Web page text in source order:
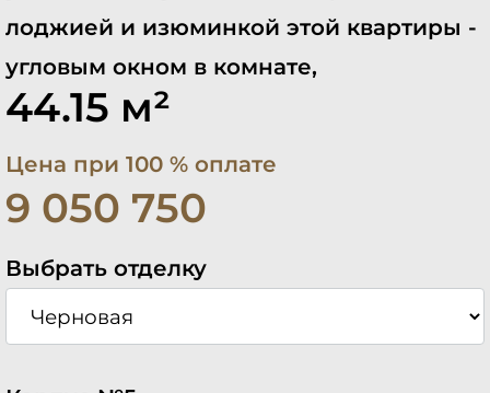
лоджией и изюминкой этой квартиры -
угловым окном в комнате,
44.15 м²
Цена при 100 % оплате
9 050 750
Выбрать отделку